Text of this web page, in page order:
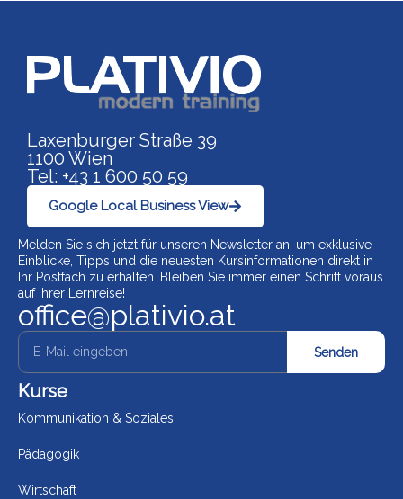
Link zu https://
Laxenburger Straße 39
1100 Wien
Tel: +43 1 600 50 59
Google Local Business View
Melden Sie sich jetzt für unseren Newsletter an, um exklusive
Einblicke, Tipps und die neuesten Kursinformationen direkt in
Ihr Postfach zu erhalten. Bleiben Sie immer einen Schritt voraus
auf Ihrer Lernreise!
office@plativio.at
Senden
Kurse
Kommunikation & Soziales
Pädagogik
Wirtschaft